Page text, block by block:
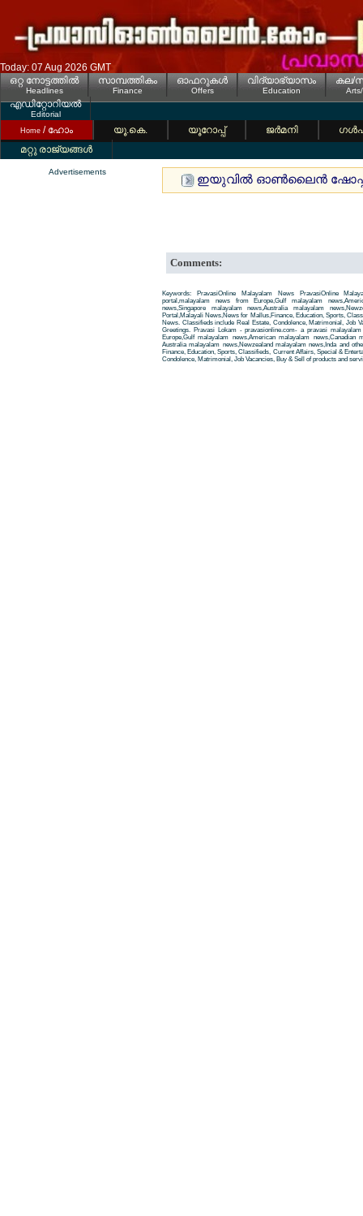
Today: 07 Aug 2026 GMT
ഒറ്റ നോട്ടത്തില്‍
Headlines
സാമ്പത്തികം
Finance
ഓഫറുകള്‍
Offers
വിദ്യാഭ്യാസം
Education
കല/
എഡിറ്റോറിയല്‍
Editorial
Home / ഹോം യൂ.കെ. യൂറോപ്പ് ജര്‍മനി
മറ്റു രാജ്യങ്ങള്‍
Advertisements
ഇയുവില്‍ ഓണ്‍ലൈന്‍
Comments:
Keywords: PravasiOnline Malayalam News PravasiOnline
portal,malayalam news from Europe,Gulf malayalam
news,Singapore malayalam news,Australia malayalam
Portal,Malayali News,News for Mallus,Finance, Education, Sports,
News. Classifieds include Real Estate, Condolence, Matrimonial, Job
Greetings. Pravasi Lokam - pravasionline.com- a pravasi
Europe,Gulf malayalam news,American malayalam news,Canadian
Australia malayalam news,Newzealand malayalam news,Inda and
Finance, Education, Sports, Classifieds, Current Affairs, Special &
Condolence, Matrimonial, Job Vacancies, Buy & Sell of products and